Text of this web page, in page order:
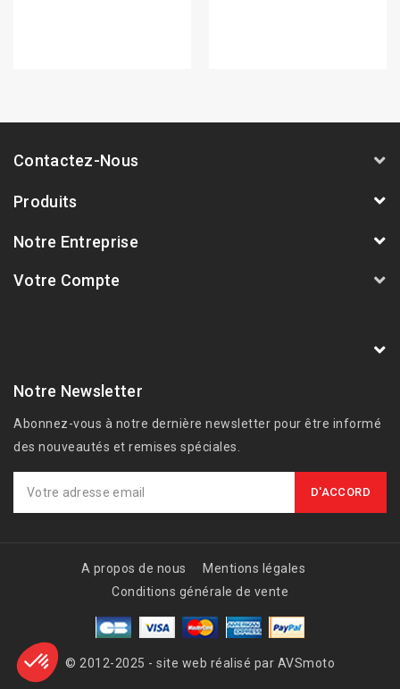
Contactez-Nous
Produits
Notre Entreprise
Votre Compte
Notre Newsletter
Abonnez-vous à notre dernière newsletter pour être informé
des nouveautés et remises spéciales.
A propos de nous
Mentions légales
Conditions générale de vente
© 2012-2025 - site web réalisé par AVSmoto